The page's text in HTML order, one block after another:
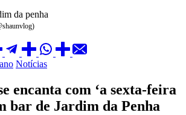
Notícias
encanta com ‘a sexta-feira
bar de Jardim da Penha